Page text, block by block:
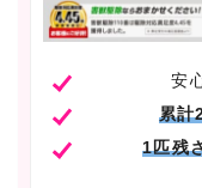
安
累計
1匹残